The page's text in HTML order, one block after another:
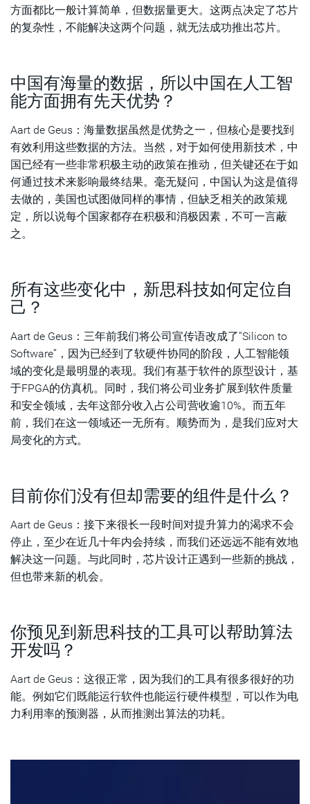
方面都比一般计算简单，但数据量更大。这两点决定了芯片
的复杂性，不能解决这两个问题，就无法成功推出芯片。
中国有海量的数据，所以中国在人工智
能方面拥有先天优势？
Aart de Geus：海量数据虽然是优势之一，但核心是要找到
有效利用这些数据的方法。当然，对于如何使用新技术，中
国已经有一些非常积极主动的政策在推动，但关键还在于如
何通过技术来影响最终结果。毫无疑问，中国认为这是值得
去做的，美国也试图做同样的事情，但缺乏相关的政策规
定，所以说每个国家都存在积极和消极因素，不可一言蔽
之。
所有这些变化中，新思科技如何定位自
己？
Aart de Geus：三年前我们将公司宣传语改成了“Silicon to
Software”，因为已经到了软硬件协同的阶段，人工智能领
域的变化是最明显的表现。我们有基于软件的原型设计，基
于FPGA的仿真机。同时，我们将公司业务扩展到软件质量
和安全领域，去年这部分收入占公司营收逾10%。而五年
前，我们在这一领域还一无所有。顺势而为，是我们应对大
局变化的方式。
目前你们没有但却需要的组件是什么？
Aart de Geus：接下来很长一段时间对提升算力的渴求不会
停止，至少在近几十年内会持续，而我们还远远不能有效地
解决这一问题。与此同时，芯片设计正遇到一些新的挑战，
但也带来新的机会。
你预见到新思科技的工具可以帮助算法
开发吗？
Aart de Geus：这很正常，因为我们的工具有很多很好的功
能。例如它们既能运行软件也能运行硬件模型，可以作为电
力利用率的预测器，从而推测出算法的功耗。